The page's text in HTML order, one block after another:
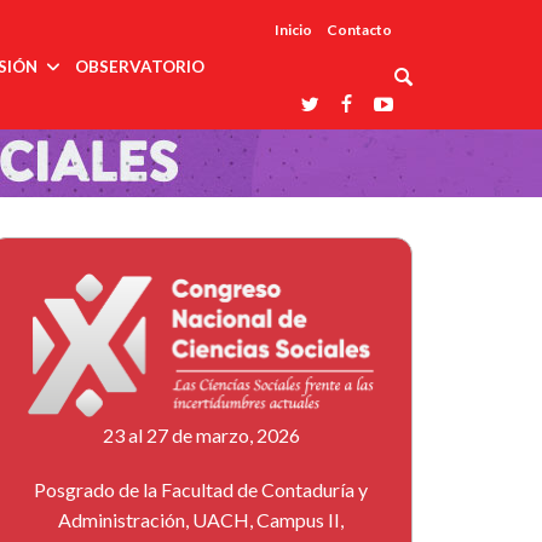
Inicio Contacto
ciencias
pública
social
Asociaciones
profesionales
temáticas
Laboratorios
nacionales
Entidades
afines
De México
En Su 475
Aniversario
OBSERVATORIO
23 al 27 de marzo, 2026
Posgrado de la Facultad de Contaduría y
Administración, UACH, Campus II,